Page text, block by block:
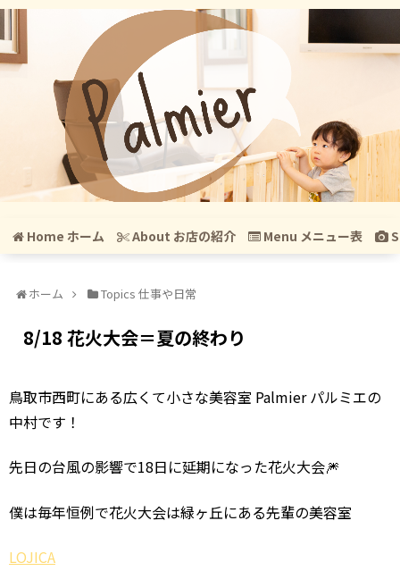
Home ホーム About お店の紹介 Menu メニュー表
ホーム Topics 仕事や日常
8/18 花火大会＝夏の終わり
鳥取市西町にある広くて小さな美容室 Palmier パルミエの
中村です！
先日の台風の影響で18日に延期になった花火大会🎆
僕は毎年恒例で花火大会は緑ヶ丘にある先輩の美容室
LOJICA